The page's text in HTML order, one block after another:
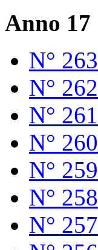
Anno 17
N° 263
N° 262
N° 261
N° 260
N° 259
N° 258
N° 257